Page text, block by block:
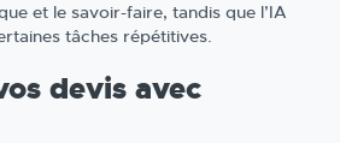
et le savoir-faire, tandis que l’IA
tâches répétitives.
devis avec